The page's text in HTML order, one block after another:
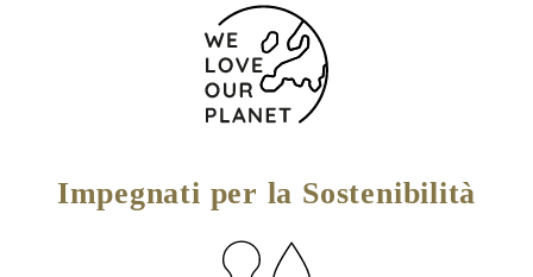
Impegnati per la Sostenibilità